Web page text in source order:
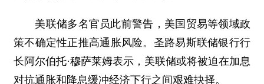
美联储多名官员此前警告，美国贸易等领域政
策不确定性正推高通胀风险。圣路易斯联储银行行
长阿尔伯托·穆萨莱姆表示，美联储或将被迫在加息
对抗通胀和降息缓冲经济下行之间艰难抉择。